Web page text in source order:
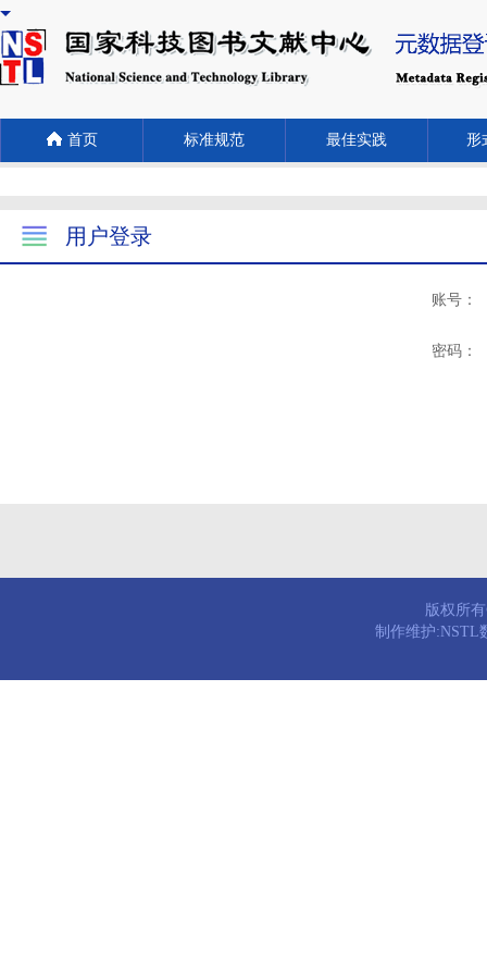
首页 标准规范 最佳实践 形
用户登录
账号：
密码：
版权所
制作维护:NSTL